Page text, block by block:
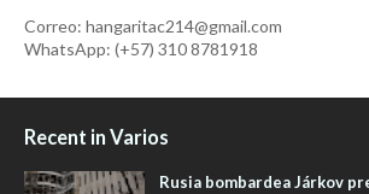
Correo: hangaritac214@gmail.com
WhatsApp: (+57) 310 8781918
Recent in Varios
Rusia bombardea Járkov